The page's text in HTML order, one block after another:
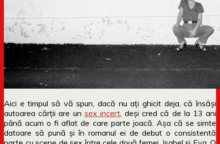
Aici e timpul să vă spun, dacă nu ați ghicit deja, că însăși
autoarea cărții are un sex incert, deși cred că de la 13 ani
până acum o fi aflat de care parte joacă. Așa că se simte
datoare să pună și în romanul ei de debut o consistentă